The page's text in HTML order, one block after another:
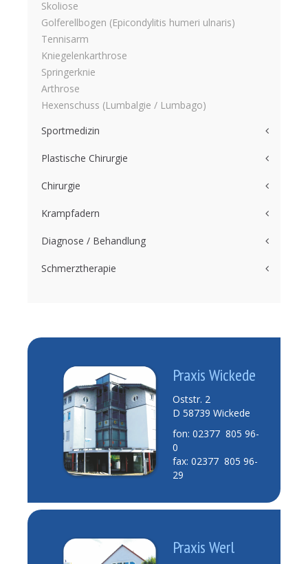
Skoliose
Golferellbogen (Epicondylitis humeri ulnaris)
Tennisarm
Kniegelenkarthrose
Springerknie
Arthrose
Hexenschuss (Lumbalgie / Lumbago)
Sportmedizin
Plastische Chirurgie
Chirurgie
Krampfadern
Diagnose / Behandlung
Schmerztherapie
Praxis Wickede
Oststr. 2
D 58739 Wickede
fon: 02377 805 96-
0
fax: 02377 805 96-
29
Praxis Werl